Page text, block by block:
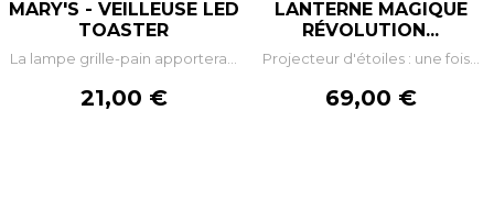
MARY'S - VEILLEUSE LED
TOASTER
La lampe grille-pain apportera...
Prix
21,00 €
LANTERNE MAGIQUE
RÉVOLUTION...
Projecteur d'étoiles : une fois...
Prix
69,00 €